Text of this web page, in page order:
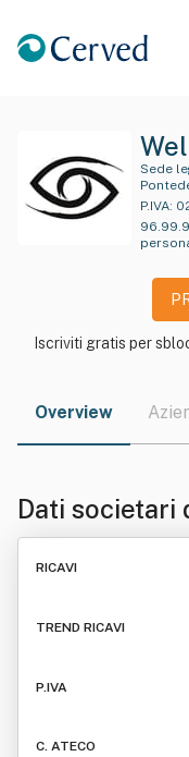
Sede
P.IVA:
Iscriviti gratis per
Overview
Dati societari
RICAVI
TREND RICAVI
P.IVA
C. ATECO